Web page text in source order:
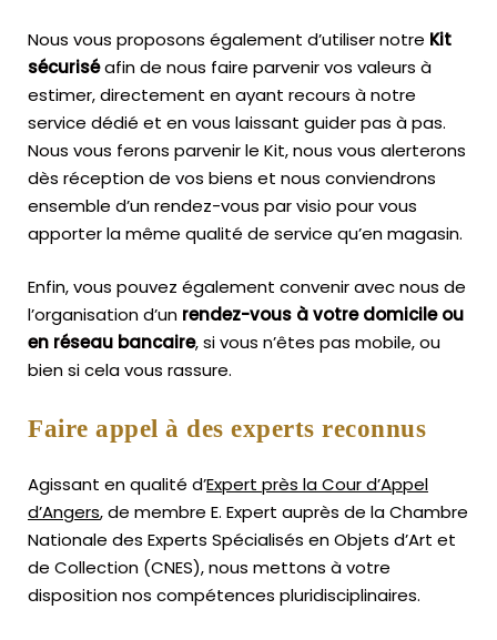
Nous vous proposons également d’utiliser notre Kit
sécuriséafin de nous faire parvenir vos valeurs à
estimer, directement en ayant recours à notre
service dédié et en vous laissant guider pas à pas.
Nous vous ferons parvenir le Kit, nous vous alerterons
dès réception de vos biens et nous conviendrons
ensemble d’un rendez-vous par visio pour vous
apporter la même qualité de service qu’en magasin.
Enfin, vous pouvez également convenir avec nous de
l’organisation d’un rendez-vous à votre domicile ou
en réseau bancaire, si vous n’êtes pas mobile, ou
bien si cela vous rassure.
Faire appel à des experts reconnus
Agissant en qualité d’Expert près la Cour d’Appel
d’Angers, de membre E. Expert auprès de laChambre
Nationale des Experts Spécialisés en Objets d’Art et
de Collection (CNES),nous mettons à votre
disposition nos compétences pluridisciplinaires.